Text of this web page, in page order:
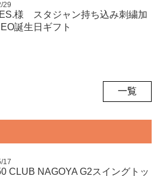
29
様 スタジャン持ち込み刺繍加
誕生日ギフト
一覧
17
CLUB NAGOYA G2スイングトッ